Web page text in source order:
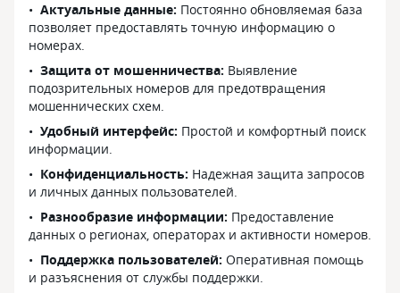
Актуальные данные: Постоянно обновляемая база
позволяет предоставлять точную информацию о
номерах.
Защита от мошенничества: Выявление
подозрительных номеров для предотвращения
мошеннических схем.
Удобный интерфейс: Простой и комфортный поиск
информации.
Конфиденциальность: Надежная защита запросов
и личных данных пользователей.
Разнообразие информации: Предоставление
данных о регионах, операторах и активности номеров.
Поддержка пользователей: Оперативная помощь
и разъяснения от службы поддержки.